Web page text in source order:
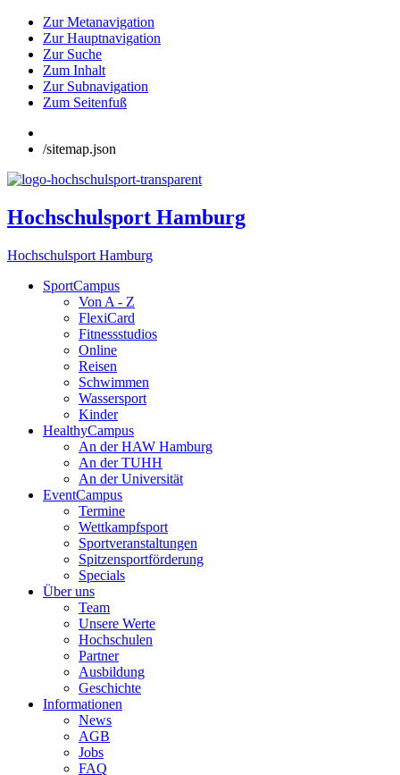
Zur Metanavigation
Zur Hauptnavigation
Zur Suche
Zum Inhalt
Zur Subnavigation
Zum Seitenfuß
/sitemap.json
Hochschulsport Hamburg
Hochschulsport Hamburg
SportCampus
Von A - Z
FlexiCard
Fitnessstudios
Online
Reisen
Schwimmen
Wassersport
Kinder
HealthyCampus
An der HAW Hamburg
An der TUHH
An der Universität
EventCampus
Termine
Wettkampfsport
Sportveranstaltungen
Spitzensportförderung
Specials
Über uns
Team
Unsere Werte
Hochschulen
Partner
Ausbildung
Geschichte
Informationen
News
AGB
Jobs
FAQ